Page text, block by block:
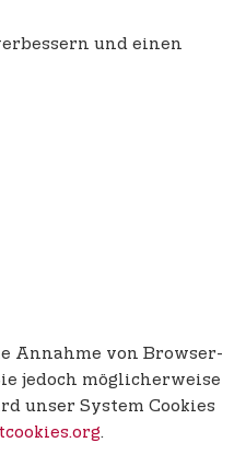
und einen
Annahme von Browser-
jedoch möglicherweise
unser System Cookies
.